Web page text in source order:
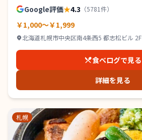
Google評価★4.3 （5781件）
￥1,000～￥1,999
北海道札幌市中央区南4条西5 都志松ビル 2F
食べログで見る
詳細を見る
札幌